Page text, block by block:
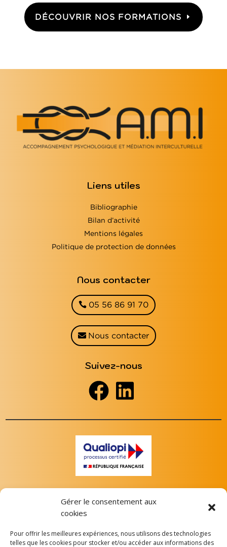
Gérer le consentement aux
cookies
Pour offrir les meilleures expériences, nous utilisons des technologies
telles que les cookies pour stocker et/ou accéder aux informations des
DÉCOUVRIR NOS FORMATIONS
Liens utiles
Bibliographie
Bilan d’activité
Mentions légales
Politique de protection de données
Nous contacter
05 56 86 91 70
Nous contacter
Suivez-nous